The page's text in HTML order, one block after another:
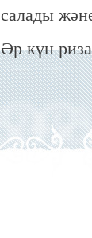
салады
Әр күн